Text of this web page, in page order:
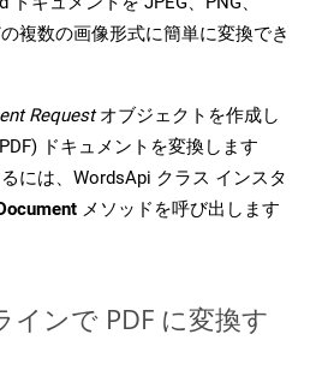
複数の画像形式に簡単に変換でき
Requestオブジェクトを作成し
ドキュメントを変換します
には、WordsApi クラス インスタ
メソッドを呼び出します
インで PDF に変換す